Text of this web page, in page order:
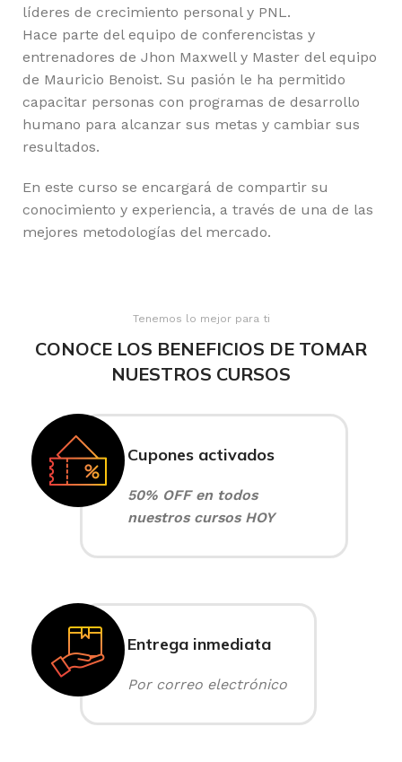
líderes de crecimiento personal y PNL.
Hace parte del equipo de conferencistas y
entrenadores de Jhon Maxwell y Master del equipo
de Mauricio Benoist. Su pasión le ha permitido
capacitar personas con programas de desarrollo
humano para alcanzar sus metas y cambiar sus
resultados.
En este curso se encargará de compartir su
conocimiento y experiencia, a través de una de las
mejores metodologías del mercado.
Tenemos lo mejor para ti
CONOCE LOS BENEFICIOS DE TOMAR
NUESTROS CURSOS
Cupones activados
50% OFF en todos
nuestros cursos HOY
Entrega inmediata
Por correo electrónico